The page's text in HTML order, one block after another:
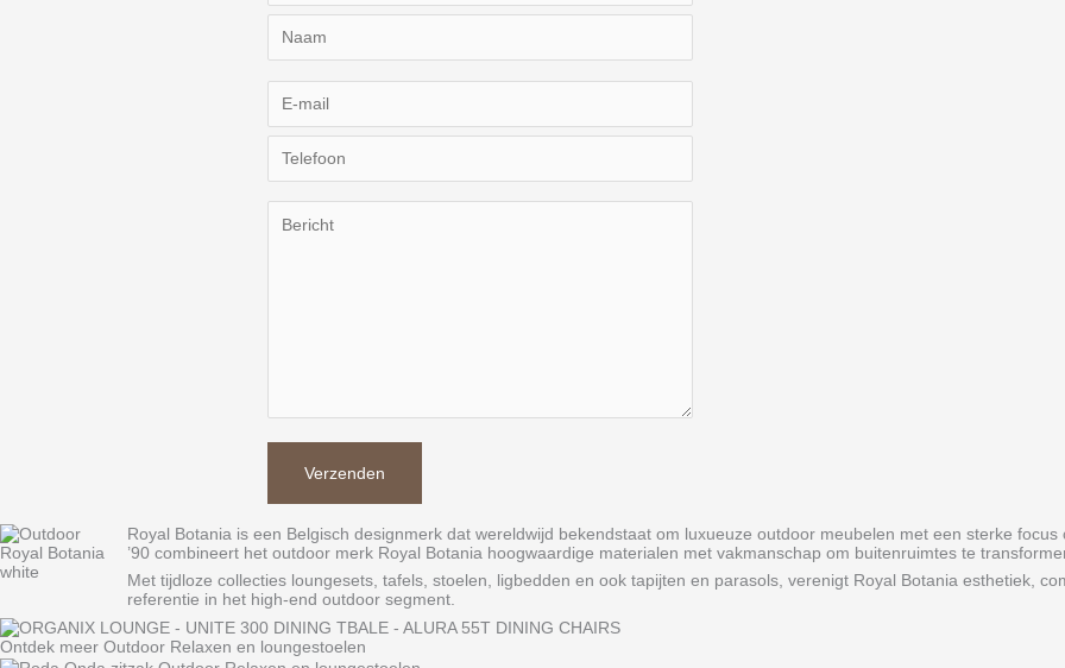
Royal Botania is een Belgisch designmerk dat wereldwijd bekendstaat om luxueuze outdoor meubelen met een sterke
’90 combineert het outdoor merk Royal Botania hoogwaardige materialen met vakmanschap om buitenruimtes te
Met tijdloze collecties loungesets, tafels, stoelen, ligbedden en ook tapijten en parasols, verenigt Royal Botania esthetiek,
referentie in het high-end outdoor segment.
Ontdek meer Outdoor Relaxen en loungestoelen